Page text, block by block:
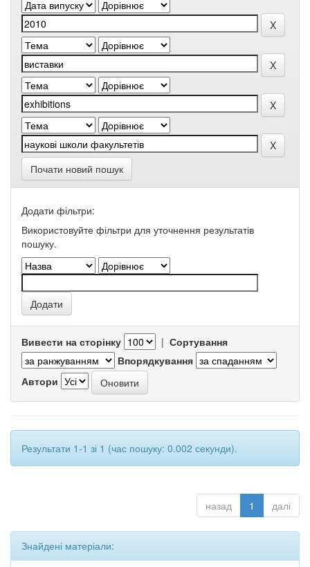
Почати новий пошук
Додати фільтри:
Використовуйте фільтри для уточнення результатів
пошуку.
Вивести на сторінку | Сортування
Впорядкування
Автори
Результати 1-1 зі 1 (час пошуку: 0.002 секунди).
назад 1 далі
Знайдені матеріали: